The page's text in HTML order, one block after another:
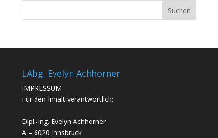
LAbg. Evelyn Achhorner
IMPRESSUM
Für den Inhalt verantwortlich:
Dipl.-Ing. Evelyn Achhorner
A – 6020 Innsbruck